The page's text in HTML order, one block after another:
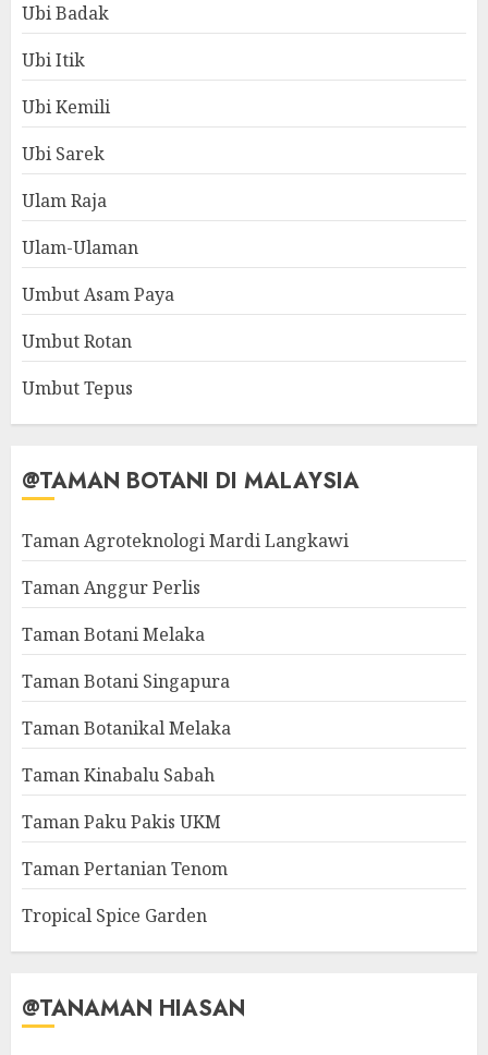
Ubi Badak
Ubi Itik
Ubi Kemili
Ubi Sarek
Ulam Raja
Ulam-Ulaman
Umbut Asam Paya
Umbut Rotan
Umbut Tepus
@TAMAN BOTANI DI MALAYSIA
Taman Agroteknologi Mardi Langkawi
Taman Anggur Perlis
Taman Botani Melaka
Taman Botani Singapura
Taman Botanikal Melaka
Taman Kinabalu Sabah
Taman Paku Pakis UKM
Taman Pertanian Tenom
Tropical Spice Garden
@TANAMAN HIASAN